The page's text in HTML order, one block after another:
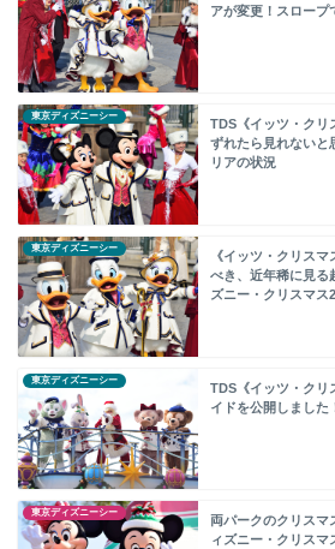
アが変更！スロープ
東京ディズニーシー
TDS《イッツ・クリ
ずれたら見れないと
リアの状況
東京ディズニーシー
《イッツ・クリス
べき、近年稀に見る
ズニー・クリスマス
東京ディズニーシー
TDS《イッツ・クリ
イドを公開しました
東京ディズニーシー
両パークのクリスマ
ィズニー・クリスマ